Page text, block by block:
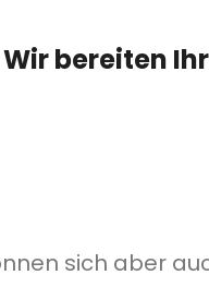
Wir bereiten
sich aber